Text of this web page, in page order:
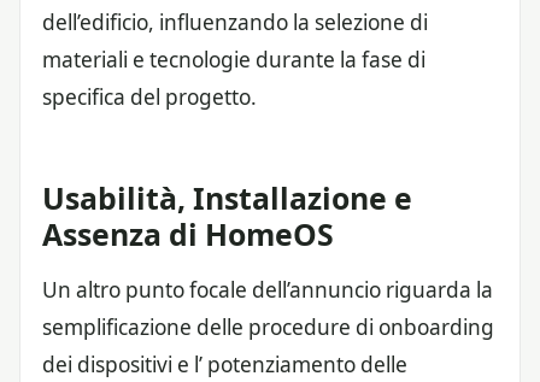
dell’edificio, influenzando la selezione di
materiali e tecnologie durante la fase di
specifica del progetto.
Usabilità, Installazione e
Assenza di HomeOS
Un altro punto focale dell’annuncio riguarda la
semplificazione delle procedure di onboarding
dei dispositivi e l’ potenziamento delle